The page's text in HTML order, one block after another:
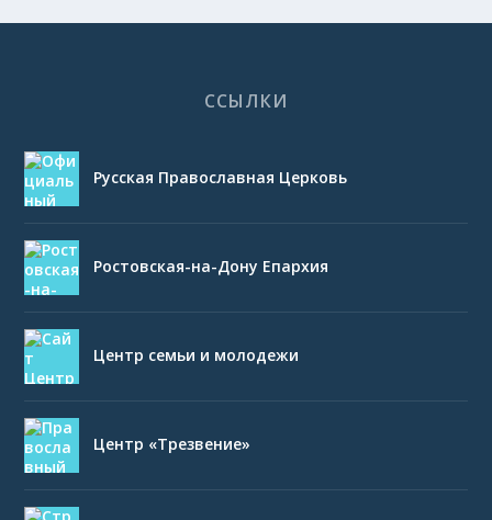
ССЫЛКИ
Русская Православная Церковь
Ростовская-на-Дону Епархия
Центр семьи и молодежи
Центр «Трезвение»